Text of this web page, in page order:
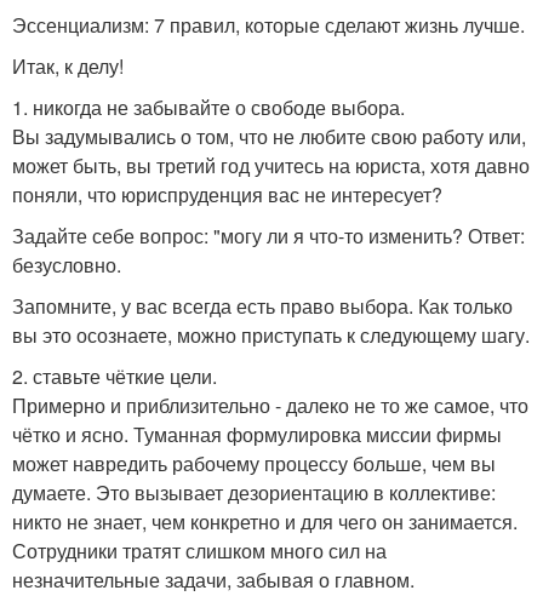
Эссенциализм: 7 правил, которые сделают жизнь лучше.
Итак, к делу!
1. никогда не забывайте о свободе выбора.
Вы задумывались о том, что не любите свою работу или,
может быть, вы третий год учитесь на юриста, хотя давно
поняли, что юриспруденция вас не интересует?
Задайте себе вопрос: "могу ли я что-то изменить? Ответ:
безусловно.
Запомните, у вас всегда есть право выбора. Как только
вы это осознаете, можно приступать к следующему шагу.
2. ставьте чёткие цели.
Примерно и приблизительно - далеко не то же самое, что
чётко и ясно. Туманная формулировка миссии фирмы
может навредить рабочему процессу больше, чем вы
думаете. Это вызывает дезориентацию в коллективе:
никто не знает, чем конкретно и для чего он занимается.
Сотрудники тратят слишком много сил на
незначительные задачи, забывая о главном.